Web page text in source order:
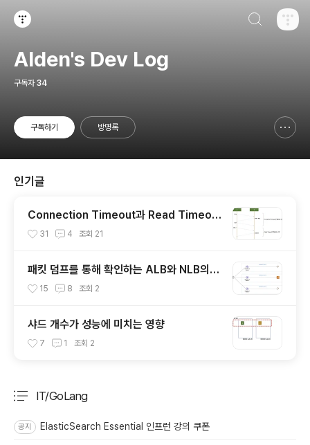
Alden's Dev Log
구독자 34
구독하기 방명록
인기글
Connection Timeout과 Read Timeou
t 살펴보기
31 4 조회 21
패킷 덤프를 통해 확인하는 ALB와 NLB의
차이점 (2) - NLB 동작 원리
15 8 조회 2
샤드 개수가 성능에 미치는 영향
7 1 조회 2
IT/GoLang
공지 ElasticSearch Essential 인프런 강의 쿠폰